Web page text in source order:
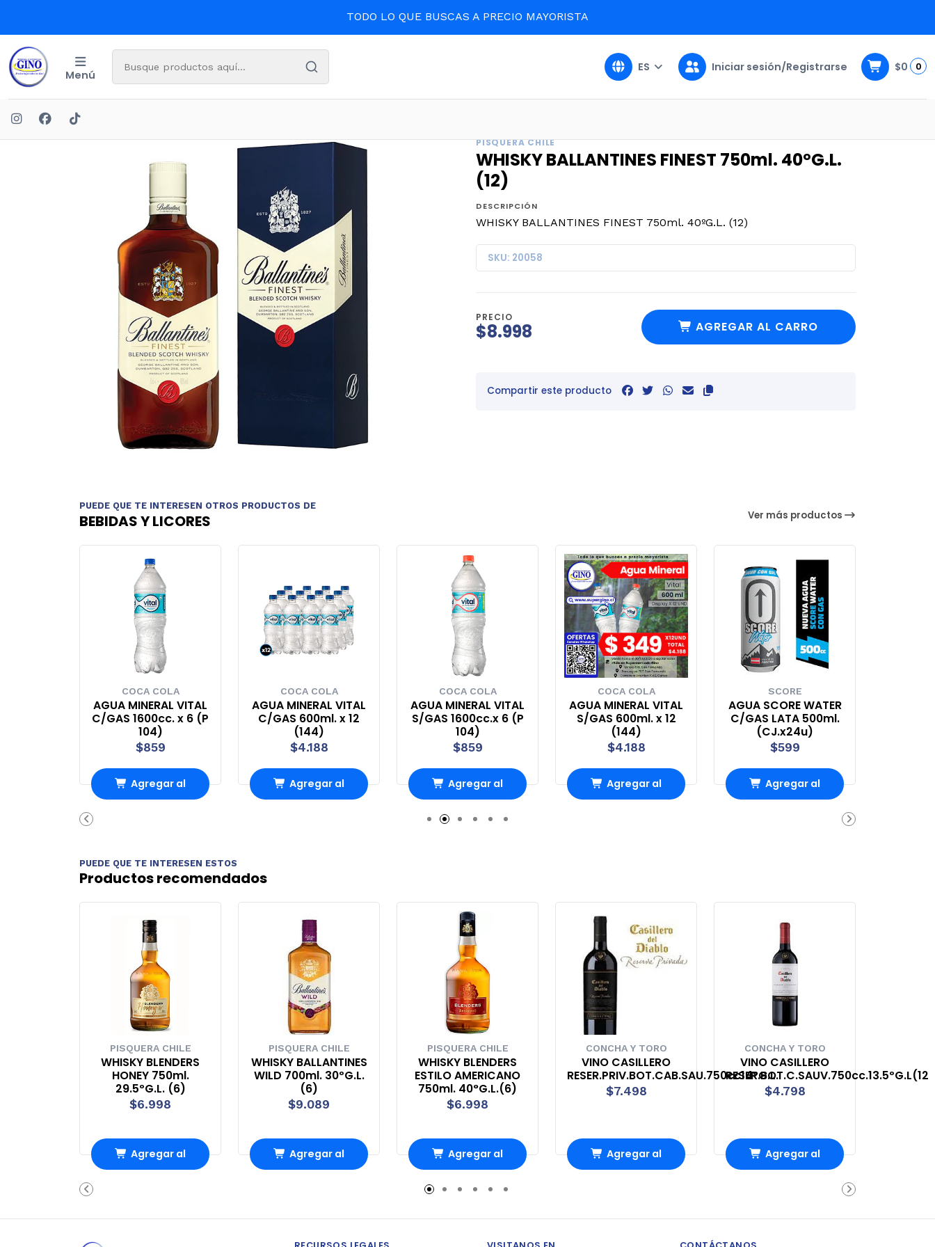
TODO LO QUE BUSCAS A PRECIO MAYORISTA
Menú
ES Iniciar sesión/Registrarse $0 0
PISQUERA CHILE
WHISKY BALLANTINES FINEST 750ml. 40ºG.L.
(12)
DESCRIPCIÓN
WHISKY BALLANTINES FINEST 750ml. 40ºG.L. (12)
SKU: 20058
PRECIO
$8.998 AGREGAR AL CARRO
Compartir este producto
PUEDE QUE TE INTERESEN OTROS PRODUCTOS DE
BEBIDAS Y LICORES Ver más productos
COCA COLA
AGUA MINERAL VITAL
C/GAS 1600cc. x 6 (P
104)
$859
Agregar al
COCA COLA
AGUA MINERAL VITAL
C/GAS 600ml. x 12
(144)
$4.188
Agregar al
COCA COLA
AGUA MINERAL VITAL
S/GAS 1600cc.x 6 (P
104)
$859
Agregar al
carrito
COCA COLA
AGUA MINERAL VITAL
S/GAS 600ml. x 12
(144)
$4.188
Agregar al
SCORE
AGUA SCORE WATER
C/GAS LATA 500ml.
(CJ.x24u)
$599
Agregar al
PUEDE QUE TE INTERESEN ESTOS
Productos recomendados
PISQUERA CHILE
WHISKY BLENDERS
HONEY 750ml.
29.5ºG.L. (6)
$6.998
Agregar al
PISQUERA CHILE
WHISKY BALLANTINES
WILD 700ml. 30ºG.L.
(6)
$9.089
Agregar al
PISQUERA CHILE
WHISKY BLENDERS
ESTILO AMERICANO
750ml. 40°G.L.(6)
$6.998
Agregar al
carrito
CONCHA Y TORO
VINO CASILLERO
RESER.PRIV.BOT.CAB.SAU.750cc14°G.L.
$7.498
Agregar al
CONCHA Y TORO
VINO CASILLERO
RESER.BOT.C.SAUV.750cc.13.5ºG.L(12
$4.798
Agregar al